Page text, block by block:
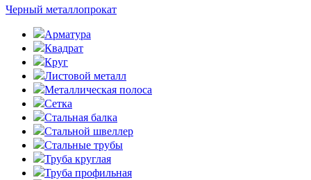
Черный металлопрокат
Арматура
Квадрат
Круг
Листовой металл
Металлическая полоса
Сетка
Стальная балка
Стальной швеллер
Стальные трубы
Труба круглая
Труба профильная